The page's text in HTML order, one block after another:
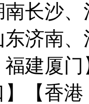
南长沙
济南
福建厦门
【香